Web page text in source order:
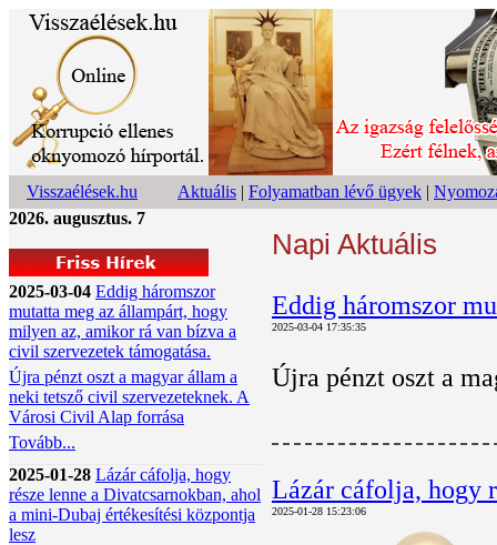
Visszaélések.hu Aktuális | Folyamatban lévő ügyek |
2026. augusztus. 7
2025-03-04 Eddig háromszor
mutatta meg az állampárt, hogy
milyen az, amikor rá van bízva a
civil szervezetek támogatása.
Újra pénzt oszt a magyar állam a
neki tetsző civil szervezeteknek. A
Városi Civil Alap forrása
Tovább...
2025-01-28 Lázár cáfolja, hogy
része lenne a Divatcsarnokban, ahol
a mini-Dubaj értékesítési központja
lesz
Napi Aktuális
Eddig háromszor
2025-03-04 17:35:35
Újra pénzt oszt a
Lázár cáfolja, hogy
2025-01-28 15:23:06